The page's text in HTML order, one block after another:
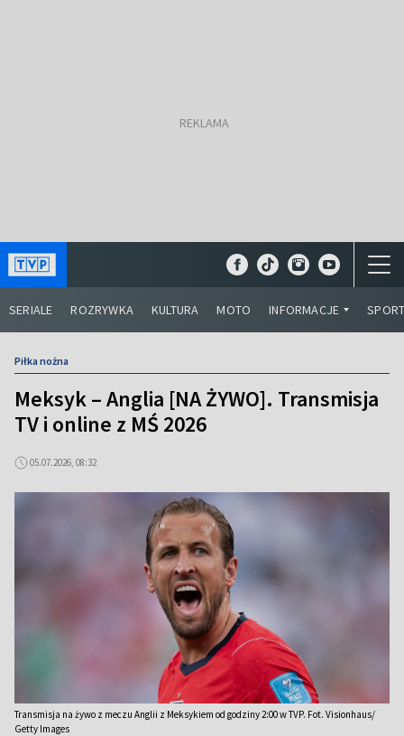
SERIALE ROZRYWKA KULTURA MOTO INFORMACJE
Piłka nożna
Meksyk – Anglia [NA ŻYWO]. Transmisja
TV i online z MŚ 2026
05.07.2026, 08:32
Transmisja na żywo z meczu Anglii z Meksykiem od godziny 2:00 w TVP. Fot. Visionhaus/
Getty Images